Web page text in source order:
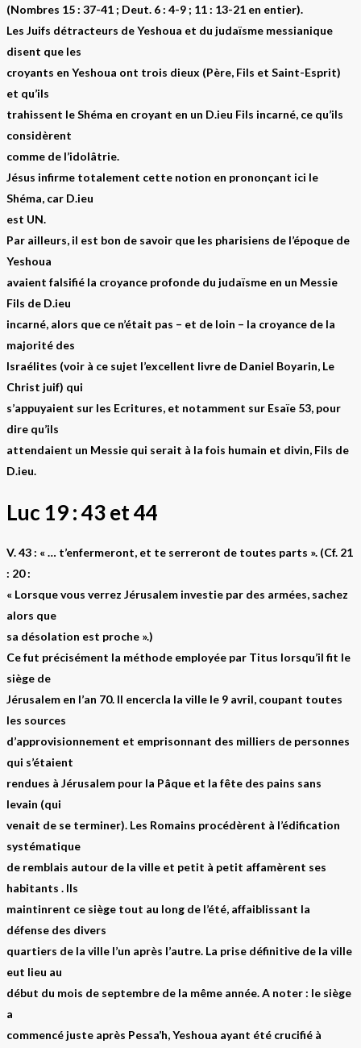
(Nombres 15 : 37-41 ; Deut. 6 : 4-9 ; 11 : 13-21 en entier).
Les Juifs détracteurs de Yeshoua et du judaïsme messianique
disent que les
croyants en Yeshoua ont trois dieux (Père, Fils et Saint-Esprit)
et qu’ils
trahissent le Shéma en croyant en un D.ieu Fils incarné, ce qu’ils
considèrent
comme de l’idolâtrie.
Jésus infirme totalement cette notion en prononçant ici le
Shéma, car D.ieu
est UN.
Par ailleurs, il est bon de savoir que les pharisiens de l’époque de
Yeshoua
avaient falsifié la croyance profonde du judaïsme en un Messie
Fils de D.ieu
incarné, alors que ce n’était pas – et de loin – la croyance de la
majorité des
Israélites (voir à ce sujet l’excellent livre de Daniel Boyarin, Le
Christ juif) qui
s’appuyaient sur les Ecritures, et notamment sur Esaïe 53, pour
dire qu’ils
attendaient un Messie qui serait à la fois humain et divin, Fils de
D.ieu.
Luc 19 : 43 et 44
V. 43 : « … t’enfermeront, et te serreront de toutes parts ». (Cf. 21
: 20 :
« Lorsque vous verrez Jérusalem investie par des armées, sachez
alors que
sa désolation est proche ».)
Ce fut précisément la méthode employée par Titus lorsqu’il fit le
siège de
Jérusalem en l’an 70. Il encercla la ville le 9 avril, coupant toutes
les sources
d’approvisionnement et emprisonnant des milliers de personnes
qui s’étaient
rendues à Jérusalem pour la Pâque et la fête des pains sans
levain (qui
venait de se terminer). Les Romains procédèrent à l’édification
systématique
de remblais autour de la ville et petit à petit affamèrent ses
habitants . Ils
maintinrent ce siège tout au long de l’été, affaiblissant la
défense des divers
quartiers de la ville l’un après l’autre. La prise définitive de la ville
eut lieu au
début du mois de septembre de la même année. A noter : le siège
a
commencé juste après Pessa’h, Yeshoua ayant été crucifié à